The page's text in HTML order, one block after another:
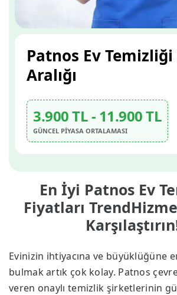
En İyi Patnos Ev
Fiyatları
Evinizin ihtiyacına ve büyüklüğüne
bulmak artık çok kolay. Patnos
veren onaylı temizlik şirketlerinin
Patnos Ev
Aralığı
3.900 TL - 11.900 TL
GÜNCEL PİYASA ORTALAMASI